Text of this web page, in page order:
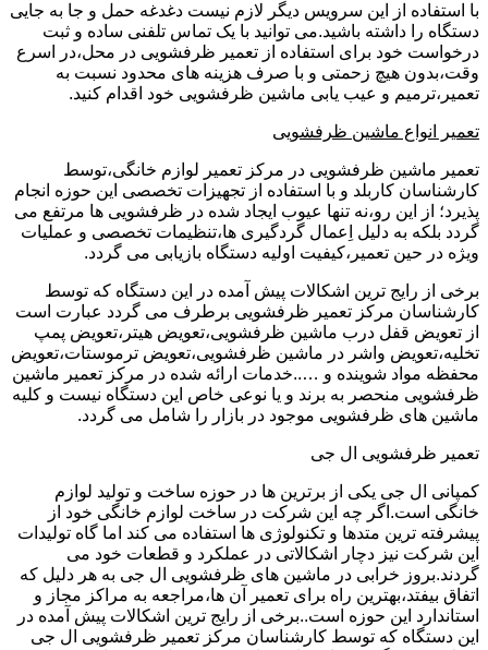
با استفاده از این سرویس دیگر لازم نیست دغدغه حمل و جا به جایی
دستگاه را داشته باشید.می توانید با یک تماس تلفنی ساده و ثبت
درخواست خود برای استفاده از تعمیر ظرفشویی در محل،در اسرع
وقت،بدون هیچ زحمتی و با صرف هزینه های محدود نسبت به
تعمیر،ترمیم و عیب یابی ماشین ظرفشویی خود اقدام کنید.
تعمیر انواع ماشین ظرفشویی
تعمیر ماشین ظرفشویی در مرکز تعمیر لوازم خانگی،توسط
کارشناسان کاربلد و با استفاده از تجهیزات تخصصی این حوزه انجام
پذیرد؛ از این رو،نه تنها عیوب ایجاد شده در ظرفشویی ها مرتفع می
گردد بلکه به دلیل اِعمال گردگیری ها،تنظیمات تخصصی و عملیات
ویژه در حین تعمیر،کیفیت اولیه دستگاه بازیابی می گردد.
برخی از رایج ترین اشکالات پیش آمده در این دستگاه که توسط
کارشناسان مرکز تعمیر ظرفشویی برطرف می گردد عبارت است
از تعویض قفل درب ماشین ظرفشویی،تعویض هیتر،تعویض پمپ
تخلیه،تعویض واشر در ماشین ظرفشویی،تعویض ترموستات،تعویض
محفظه مواد شوینده و …..خدمات ارائه شده در مرکز تعمیر ماشین
ظرفشویی منحصر به برند و یا نوعی خاص این دستگاه نیست و کلیه
ماشین های ظرفشویی موجود در بازار را شامل می گردد.
تعمیر ظرفشویی ال جی
کمپانی ال جی یکی از برترین ها در حوزه ساخت و تولید لوازم
خانگی است.اگر چه این شرکت در ساخت لوازم خانگی خود از
پیشرفته ترین متدها و تکنولوژی ها استفاده می کند اما گاه تولیدات
این شرکت نیز دچار اشکالاتی در عملکرد و قطعات خود می
گردند.بروز خرابی در ماشین های ظرفشویی ال جی به هر دلیل که
اتفاق بیفتد،بهترین راه برای تعمیر آن ها،مراجعه به مراکز مجاز و
استاندارد این حوزه است..برخی از رایج ترین اشکالات پیش آمده در
این دستگاه که توسط کارشناسان مرکز تعمیر ظرفشویی ال جی